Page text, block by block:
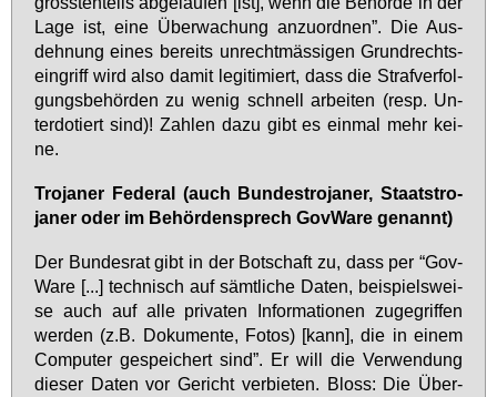
La­ge ist, ei­ne Über­wa­chung an­zu­ord­nen”. Die Aus­
deh­nung ei­nes be­reits un­recht­mäs­si­gen Grund­rechts­
ein­griff wird al­so da­mit le­gi­ti­miert, dass die Straf­ver­fol­
gungs­be­hör­den zu we­nig schnell ar­bei­ten (resp. Un­
ter­do­tiert sind)! Zah­len da­zu gibt es ein­mal mehr kei­
ne.
Tro­ja­ner Fe­deral (auch Bun­de­stro­ja­ner, Staats­tro­
ja­ner oder im Be­hör­den­sprech Gov­Wa­re ge­nannt)
Der Bun­des­rat gibt in der Bot­schaft zu, dass per “Gov­
Wa­re [...] tech­nisch auf sämt­li­che Da­ten, bei­spiels­wei­
se auch auf al­le pri­va­ten In­for­ma­tio­nen zu­ge­grif­fen
wer­den (z.B. Do­ku­men­te, Fo­tos) [kann], die in ei­nem
Com­pu­ter ge­spei­chert sind”. Er will die Ver­wen­dung
die­ser Da­ten vor Ge­richt ver­bie­ten. Bloss: Die Über­